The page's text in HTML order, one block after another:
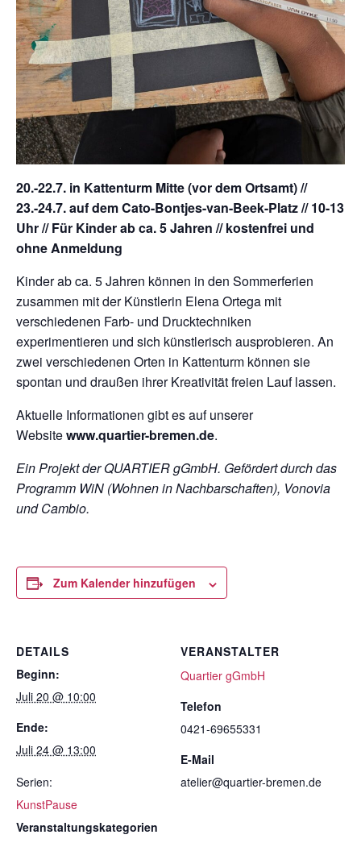
20.-22.7. in Kattenturm Mitte (vor dem Ortsamt) //
23.-24.7. auf dem Cato-Bontjes-van-Beek-Platz // 10-13
Uhr // Für Kinder ab ca. 5 Jahren // kostenfrei und
ohne Anmeldung
Kinder ab ca. 5 Jahren können in den Sommerferien
zusammen mit der Künstlerin Elena Ortega mit
verschiedenen Farb- und Drucktechniken
experimentieren und sich künstlerisch ausprobieren. An
zwei verschiedenen Orten in Kattenturm können sie
spontan und draußen ihrer Kreativität freien Lauf lassen.
Aktuelle Informationen gibt es auf unserer
Websitewww.quartier-bremen.de.
Ein Projekt der QUARTIER gGmbH. Gefördert durch das
Programm WiN (Wohnen in Nachbarschaften), Vonovia
und Cambio.
Zum Kalender hinzufügen
DETAILS
Beginn:
Juli 20 @ 10:00
Ende:
Juli 24 @ 13:00
Serien:
KunstPause
Veranstaltungskategorien
VERANSTALTER
Quartier gGmbH
Telefon
0421-69655331
E-Mail
atelier@quartier-bremen.de